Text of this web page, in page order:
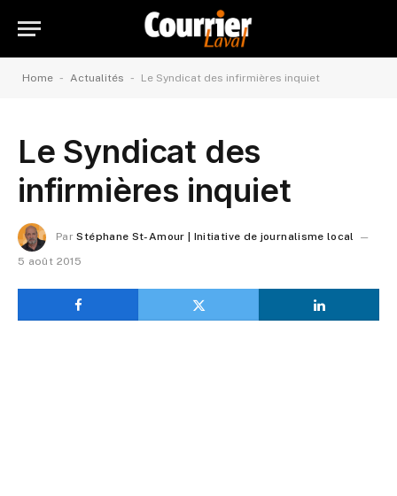
Home - Actualités - Le Syndicat des infirmières inquiet
Le Syndicat des
infirmières inquiet
Par Stéphane St-Amour | Initiative de journalisme local
5 août 2015